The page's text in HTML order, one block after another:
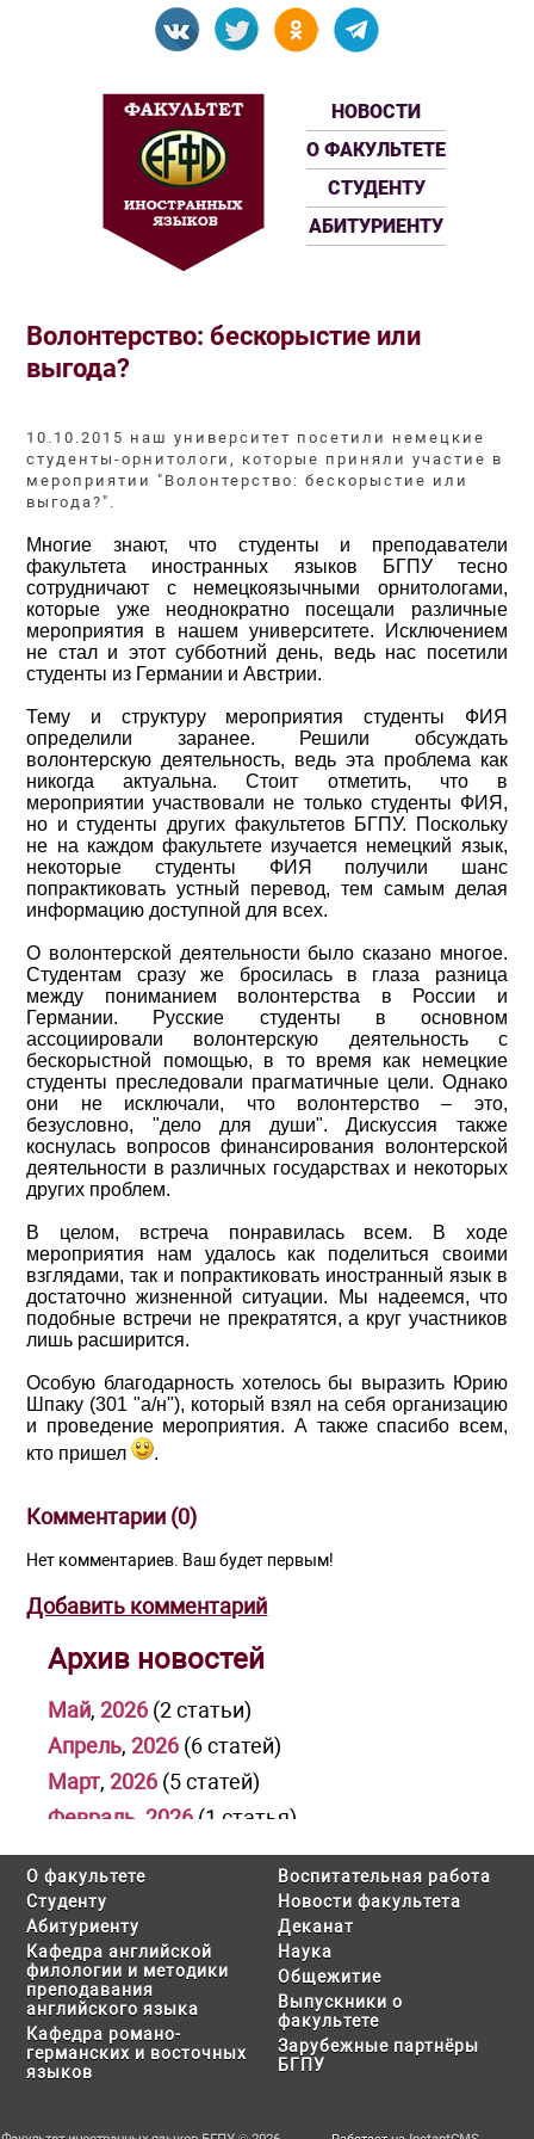
НОВОСТИ
О ФАКУЛЬТЕТЕ
СТУДЕНТУ
АБИТУРИЕНТУ
Волонтерство: бескорыстие или
выгода?
10.10.2015 наш университет посетили немецкие
студенты-орнитологи, которые приняли участие в
мероприятии "Волонтерство: бескорыстие или
выгода?".
Многие знают, что студенты и преподаватели
факультета иностранных языков БГПУ тесно
сотрудничают с немецкоязычными орнитологами,
которые уже неоднократно посещали различные
мероприятия в нашем университете. Исключением
не стал и этот субботний день, ведь нас посетили
студенты из Германии и Австрии.
Тему и структуру мероприятия студенты ФИЯ
определили заранее. Решили обсуждать
волонтерскую деятельность, ведь эта проблема как
никогда актуальна. Стоит отметить, что в
мероприятии участвовали не только студенты ФИЯ,
но и студенты других факультетов БГПУ. Поскольку
не на каждом факультете изучается немецкий язык,
некоторые студенты ФИЯ получили шанс
попрактиковать устный перевод, тем самым делая
информацию доступной для всех.
О волонтерской деятельности было сказано многое.
Студентам сразу же бросилась в глаза разница
между пониманием волонтерства в России и
Германии. Русские студенты в основном
ассоциировали волонтерскую деятельность с
бескорыстной помощью, в то время как немецкие
студенты преследовали прагматичные цели. Однако
они не исключали, что волонтерство – это,
безусловно, "дело для души". Дискуссия также
коснулась вопросов финансирования волонтерской
деятельности в различных государствах и некоторых
других проблем.
В целом, встреча понравилась всем. В ходе
мероприятия нам удалось как поделиться своими
взглядами, так и попрактиковать иностранный язык в
достаточно жизненной ситуации. Мы надеемся, что
подобные встречи не прекратятся, а круг участников
лишь расширится.
Особую благодарность хотелось бы выразить Юрию
Шпаку (301 "а/н"), который взял на себя организацию
и проведение мероприятия. А также спасибо всем,
кто пришел
.
Комментарии (0)
Нет комментариев. Ваш будет первым!
Добавить комментарий
Архив новостей
Май, 2026 (2 статьи)
Апрель, 2026 (6 статей)
Март, 2026 (5 статей)
Февраль 2026 (1 статья)
Январь,2026(1 статья)
Декабрь,
(3 статьи)
Ноябрь,2025
(1 статья)
Октябрь,2025(2 статьи)
Июль,2025
Июнь ,2025(1 статья)
Май,2025 (2 статьи)
О факультете
Студенту
Абитуриенту
Кафедра английской
филологии и методики
преподавания
английского языка
Кафедра романо-
германских и восточных
языков
Воспитательная работа
Новости факультета
Деканат
Наука
Общежитие
Выпускники о
факультете
Зарубежные партнёры
БГПУ